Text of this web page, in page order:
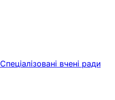
Спеціалізовані вчені ради